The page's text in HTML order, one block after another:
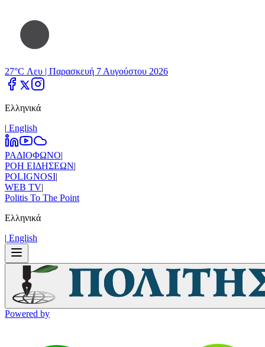
27°C Λευ | Παρασκευή 7 Αυγούστου 2026
Ελληνικά
| Εnglish
ΡΑΔΙΟΦΩΝΟ|
ΡΟΗ ΕΙΔΗΣΕΩΝ|
POLIGNOSI|
WEB TV|
Politis To The Point
Ελληνικά
| Εnglish
Powered by